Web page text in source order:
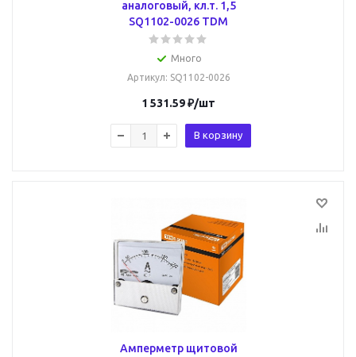
аналоговый, кл.т. 1,5
SQ1102-0026 TDM
Много
Артикул: SQ1102-0026
1 531.59₽/шт
В корзину
Амперметр щитовой